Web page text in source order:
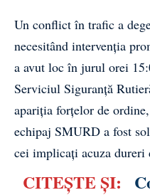
Un conflict în trafic a
necesitând intervenția
a avut loc în jurul orei
Serviciul Siguranță
apariția forțelor de
echipaj SMURD a fost
cei implicați acuza dureri
CITEȘTE ȘI: